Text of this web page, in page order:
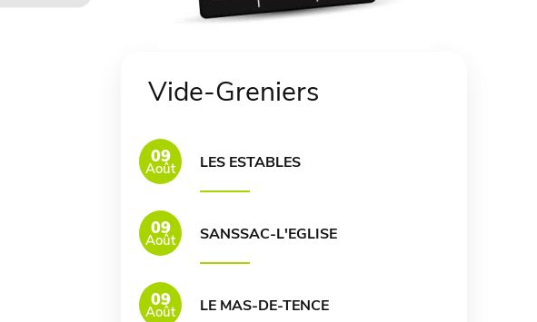
Vide-Greniers
09
Août LES ESTABLES
09
Août SANSSAC-L'EGLISE
09
Août LE MAS-DE-TENCE